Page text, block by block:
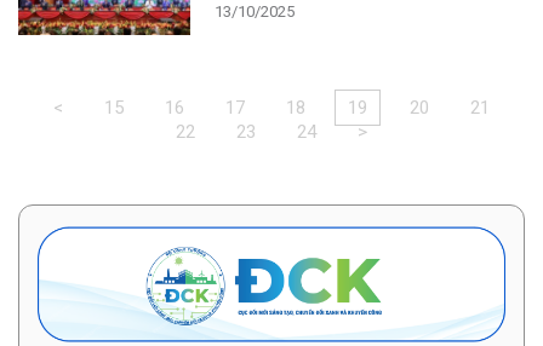
13/10/2025
< 15 16 17 18 19 20
21
22
23 24 >